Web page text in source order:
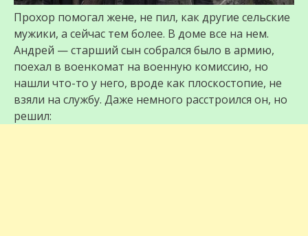
Прохор помогал жене, не пил, как другие сельские
мужики, а сейчас тем более. В доме все на нем.
Андрей — старший сын собрался было в армию,
поехал в военкомат на военную комиссию, но
нашли что-то у него, вроде как плоскостопие, не
взяли на службу. Даже немного расстроился он, но
решил: